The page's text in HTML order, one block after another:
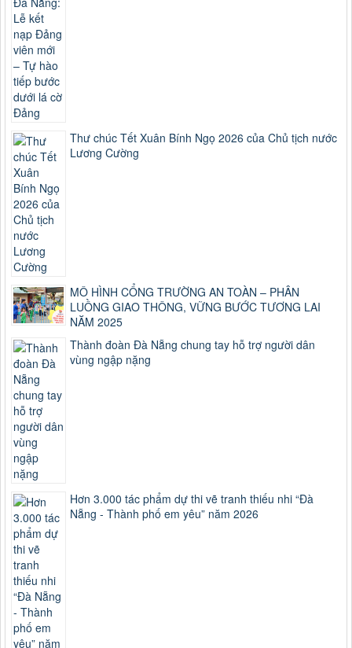
Thư chúc Tết Xuân Bính Ngọ 2026 của Chủ tịch nước
Lương Cường
MÔ HÌNH CỔNG TRƯỜNG AN TOÀN – PHÂN
LUỒNG GIAO THÔNG, VỮNG BƯỚC TƯƠNG LAI
NĂM 2025
Thành đoàn Đà Nẵng chung tay hỗ trợ người dân
vùng ngập nặng
Hơn 3.000 tác phẩm dự thi vẽ tranh thiếu nhi “Đà
Nẵng - Thành phố em yêu” năm 2026